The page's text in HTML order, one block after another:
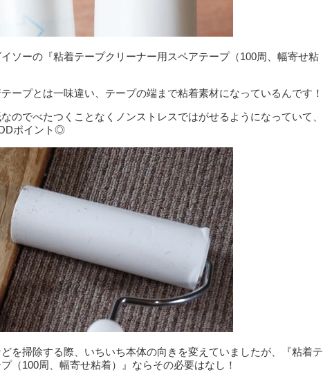
ソーの『粘着テープクリーナー用スペアテープ（100周、幅寄せ粘
ープとは一味違い、テープの端まで粘着素材になっているんです！
のでべたつくことなくノンストレスではがせるようになっていて、
ポイント◎
を掃除する際、いちいち本体の向きを変えていましたが、『粘着テ
（100周、幅寄せ粘着）』ならその必要はなし！